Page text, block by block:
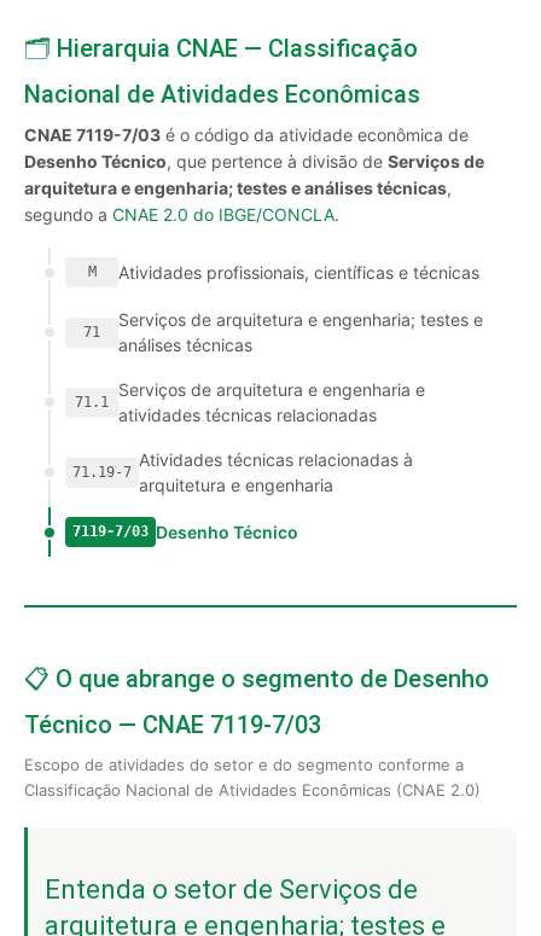
🗂️ Hierarquia CNAE — Classificação
Nacional de Atividades Econômicas
CNAE 7119-7/03 é o código da atividade econômica de
Desenho Técnico, que pertence à divisão de Serviços de
arquitetura e engenharia; testes e análises técnicas,
segundo a CNAE 2.0 do IBGE/CONCLA.
M Atividades profissionais, científicas e técnicas
71
Serviços de arquitetura e engenharia; testes e
análises técnicas
71.1
Serviços de arquitetura e engenharia e
atividades técnicas relacionadas
71.19-7
Atividades técnicas relacionadas à
arquitetura e engenharia
7119-7/03 Desenho Técnico
📋 O que abrange o segmento de Desenho
Técnico — CNAE 7119-7/03
Escopo de atividades do setor e do segmento conforme a
Classificação Nacional de Atividades Econômicas (CNAE 2.0)
Entenda o setor de Serviços de
arquitetura e engenharia; testes e